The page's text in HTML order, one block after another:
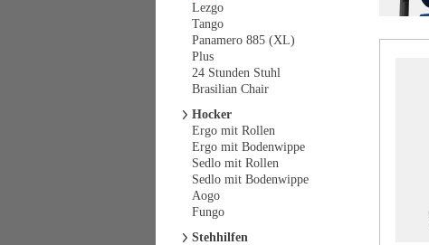
Lezgo
Tango
Panamero 885 (XL)
Plus
24 Stunden Stuhl
Brasilian Chair
Hocker
Ergo mit Rollen
Ergo mit Bodenwippe
Sedlo mit Rollen
Sedlo mit Bodenwippe
Aogo
Fungo
Stehhilfen